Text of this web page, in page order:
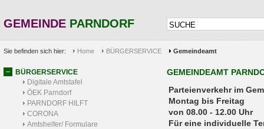
GEMEINDE PARNDORF
Sie befinden sich hier: Home BÜRGERSERVICE Gemeindeamt
BÜRGERSERVICE
Digitale Amtstafel
ÖEK Parndorf
PARNDORF HILFT
CORONA
Amtshelfer/ Formulare
GEMEINDEAMT
Parteienverkehr
Montag bis Freitag
von 08.00 - 12.00 Uhr
Für eine individuelle